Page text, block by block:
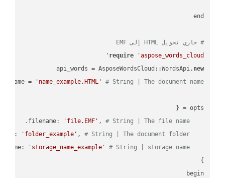
# جاري تحويل HTML إلى EMF
require
'aspose_words_cloud'
api_words = AsposeWordsCloud::WordsApi. new
name =
'name_example.HTML' # String | The document name.
    filename:
'file.EMF' , # String | The file name.
    folder:
'folder_example' , # String | The document folder.
    storage_name:
'storage_name_example'
# String | storage name.